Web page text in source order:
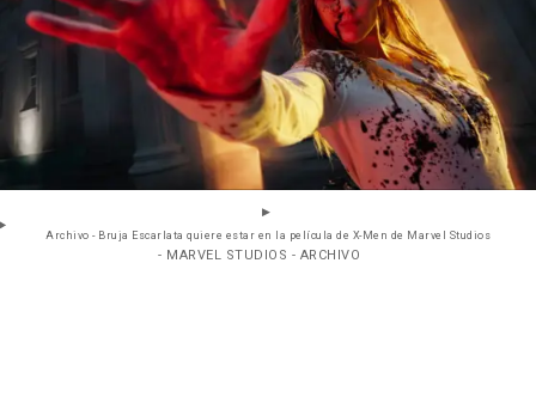
Archivo - Bruja Escarlata quiere estar en la película de X-Men de Marvel Studios
- MARVEL STUDIOS - ARCHIVO